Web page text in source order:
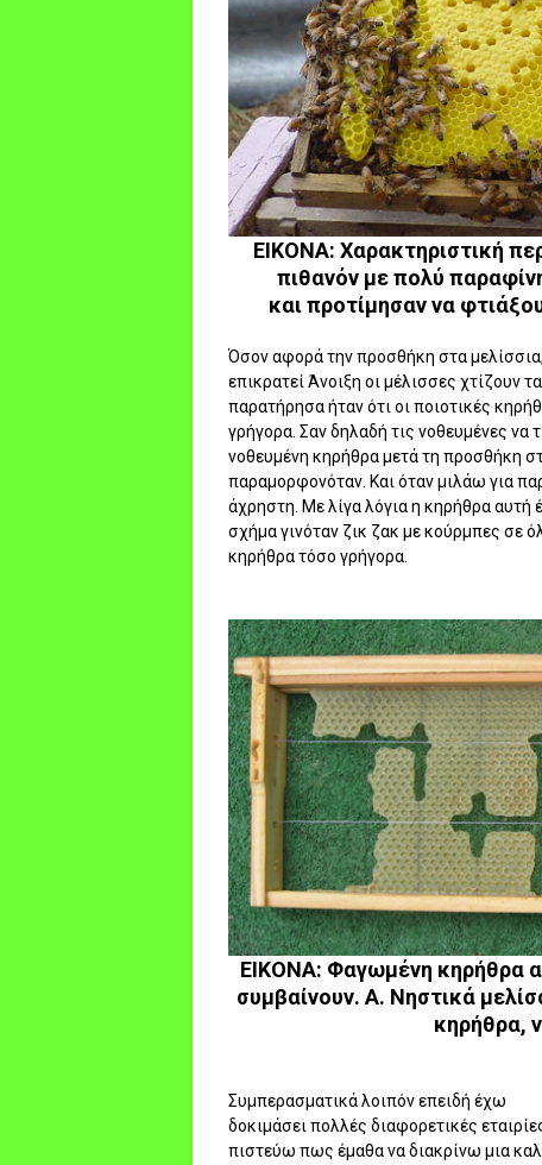
ΕΙΚΟΝΑ: Χαρακτηριστική
πιθανόν με πολύ
και προτίμησαν να
Όσον αφορά την προσθήκη στα
επικρατεί Άνοιξη οι μέλισσες χτίζουν
παρατήρησα ήταν ότι οι ποιοτικές
γρήγορα. Σαν δηλαδή τις νοθευμένες να
νοθευμένη κηρήθρα μετά τη προσθήκη
παραμορφονόταν. Και όταν μιλάω για
άχρηστη. Με λίγα λόγια η κηρήθρα αυτή
σχήμα γινόταν ζικ ζακ με κούρμπες σε
κηρήθρα τόσο γρήγορα.
ΕΙΚΟΝΑ: Φαγωμένη κηρήθρα
συμβαίνουν. Α. Νηστικά
κηρήθρα,
Συμπερασματικά λοιπόν επειδή έχω
δοκιμάσει πολλές διαφορετικές
πιστεύω πως έμαθα να διακρίνω μια